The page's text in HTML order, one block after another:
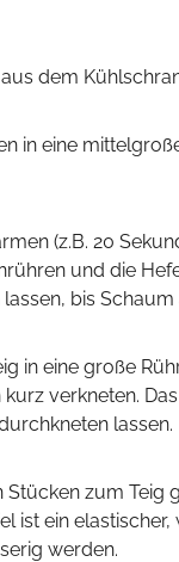
aus dem
und die
bis
verkneten.
lassen.
Stücken zum
ist ein
werden.